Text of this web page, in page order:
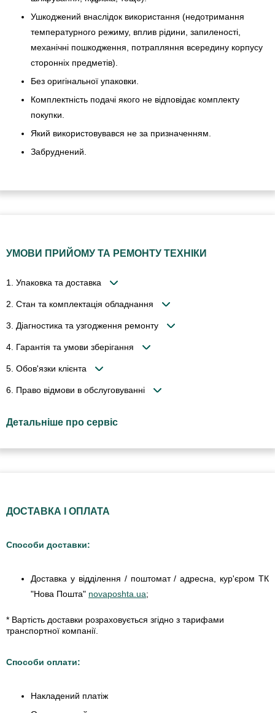
Ушкоджений внаслідок використання (недотримання
температурного режиму, вплив рідини, запиленості,
механічні пошкодження, потрапляння всередину корпусу
сторонніх предметів).
Без оригінальної упаковки.
Комплектність подачі якого не відповідає комплекту
покупки.
Який використовувався не за призначенням.
Забруднений.
УМОВИ ПРИЙОМУ ТА РЕМОНТУ ТЕХНІКИ
1. Упаковка та доставка
2. Стан та комплектація обладнання
3. Діагностика та узгодження ремонту
4. Гарантія та умови зберігання
5. Обов'язки клієнта
6. Право відмови в обслуговуванні
Детальніше про сервіс
ДОСТАВКА І ОПЛАТА
Способи доставки:
Доставка у відділення / поштомат / адресна, кур'єром ТК
"Нова Пошта" novaposhta.ua;
* Вартість доставки розраховується згідно з тарифами
транспортної компанії.
Способи оплати:
Накладений платіж